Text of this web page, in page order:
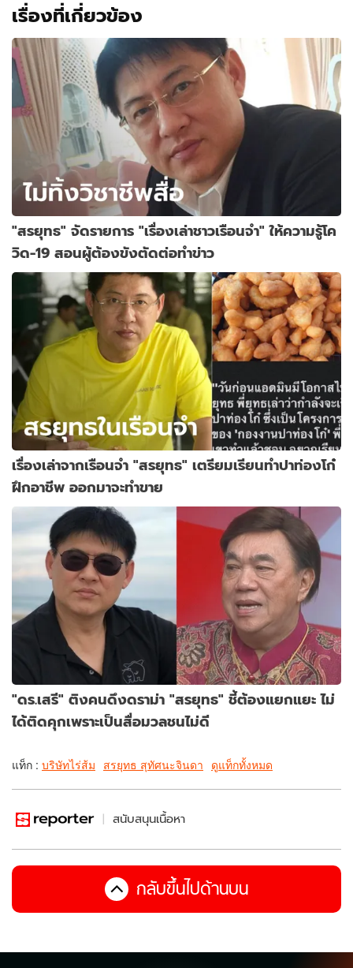
เรื่องที่เกี่ยวข้อง
"สรยุทธ" จัดรายการ "เรื่องเล่าชาวเรือนจำ" ให้ความรู้โค
วิด-19 สอนผู้ต้องขังตัดต่อทำข่าว
เรื่องเล่าจากเรือนจำ "สรยุทธ" เตรียมเรียนทำปาท่องโก๋
ฝึกอาชีพ ออกมาจะทำขาย
"ดร.เสรี" ติงคนดึงดราม่า "สรยุทธ" ชี้ต้องแยกแยะ ไม่
ได้ติดคุกเพราะเป็นสื่อมวลชนไม่ดี
แท็ก : บริษัทไร่ส้ม สรยุทธ สุทัศนะจินดา ดูแท็กทั้งหมด
สนับสนุนเนื้อหา
กลับขึ้นไปด้านบน